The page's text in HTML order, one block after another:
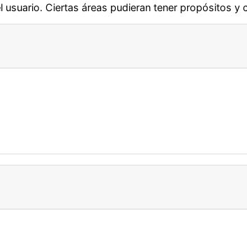
Ciertas áreas pudieran tener propósitos y